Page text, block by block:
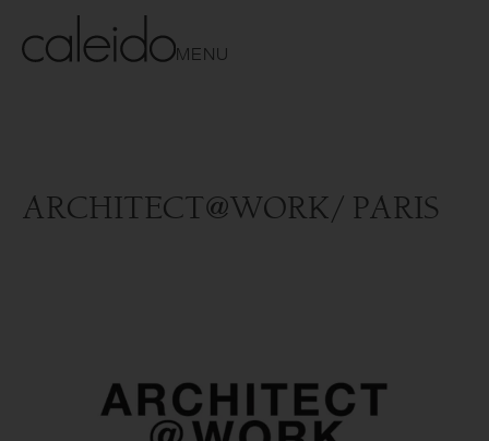
MENU
ARCHITECT@WORK/ PARIS